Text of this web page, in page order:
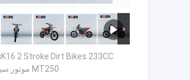
K16 2 Stroke Dirt Bikes 233CC
MT250 موتور سیکلت آب خنک